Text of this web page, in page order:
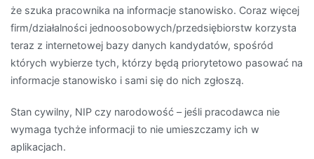
że szuka pracownika na informacje stanowisko. Coraz więcej
firm/działalności jednoosobowych/przedsiębiorstw korzysta
teraz z internetowej bazy danych kandydatów, spośród
których wybierze tych, którzy będą priorytetowo pasować na
informacje stanowisko i sami się do nich zgłoszą.
Stan cywilny, NIP czy narodowość – jeśli pracodawca nie
wymaga tychże informacji to nie umieszczamy ich w
aplikacjach.